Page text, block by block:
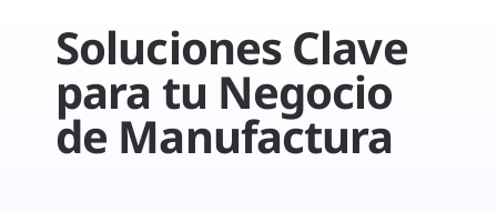
Soluciones Clave
para tu Negocio
de Manufactura